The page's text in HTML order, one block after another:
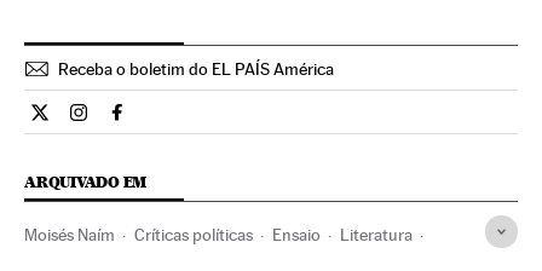
Receba o boletim do EL PAÍS América
Cultura El País Brasil en Twitter
Cultura El País Brasil en Instagram
Cultura El País Brasil en Facebook
ARQUIVADO EM
Moisés Naím Críticas políticas Ensaio Literatura